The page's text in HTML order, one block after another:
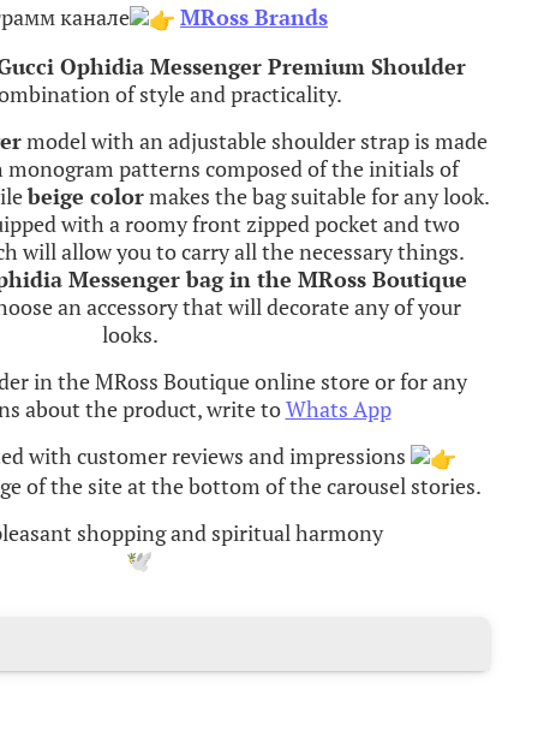
канале
MRoss Brands
Ophidia Messenger Premium Shoulder
of style and practicality.
model with an adjustable shoulder strap is made
patterns composed of the initials of
beige colormakes the bag suitable for any look.
with a roomy front zipped pocket and two
will allow you to carry all the necessary things.
Messenger bag in the MRoss Boutique
an accessory that will decorate any of your
looks.
in the MRoss Boutique online store or for any
about the product, write toWhats App
with customer reviews and impressions
of the site at the bottom of the carousel stories.
shopping and spiritual harmony